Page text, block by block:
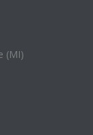
(MI)